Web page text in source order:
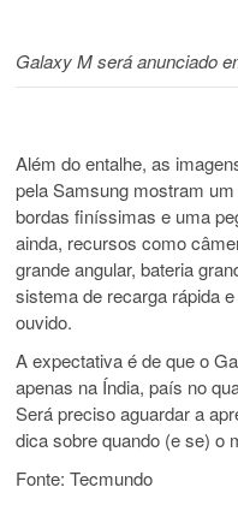
Galaxy M será anunciado
Além do entalhe, as
pela Samsung mostram
bordas finíssimas e uma
ainda, recursos como
grande angular, bateria
sistema de recarga rápida
ouvido.
A expectativa é de que o
apenas na Índia, país no
Será preciso aguardar a
dica sobre quando (e se) o
Fonte: Tecmundo